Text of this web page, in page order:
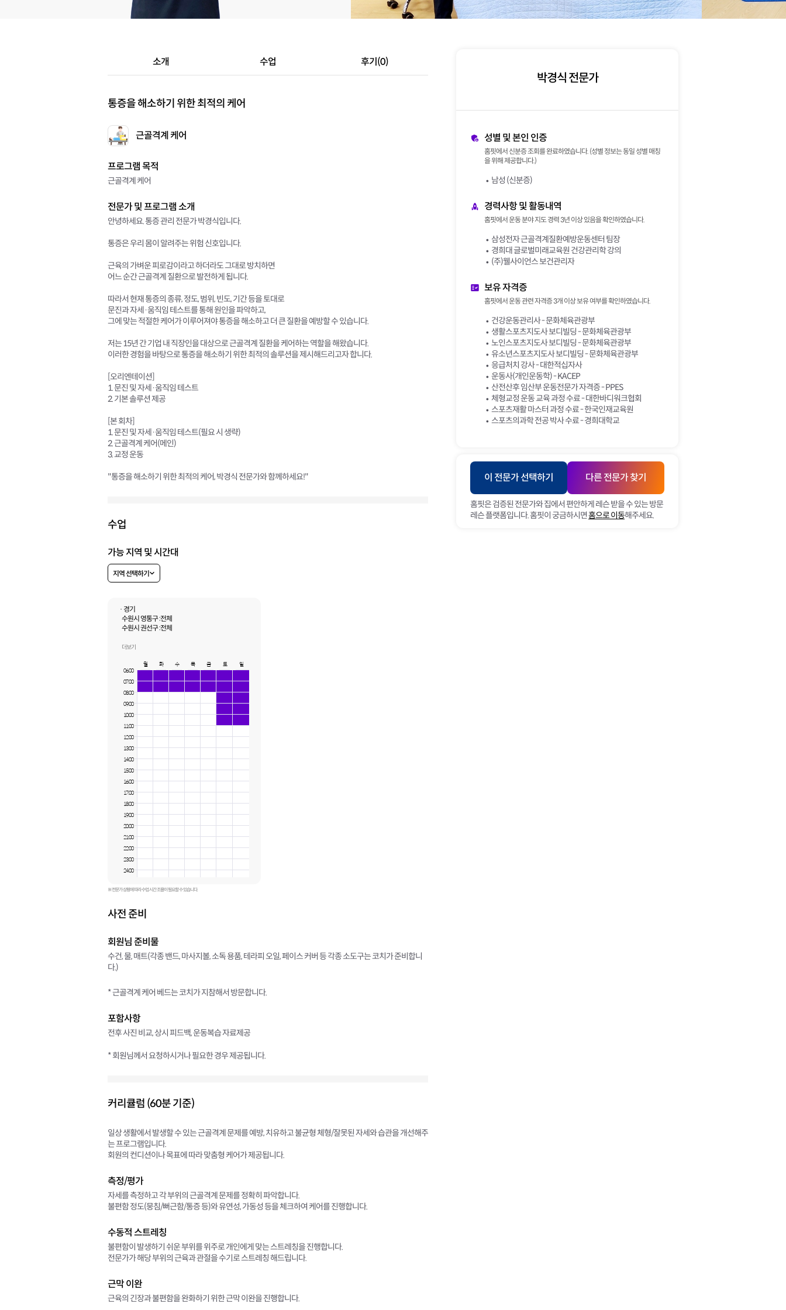
소개 수업 후기(0)
통증을 해소하기 위한 최적의 케어
근골격계 케어
프로그램 목적
근골격계 케어
전문가 및 프로그램 소개
안녕하세요. 통증 관리 전문가 박경식입니다.
통증은 우리 몸이 알려주는 위험 신호입니다.
근육의 가벼운 피로감이라고 하더라도 그대로 방치하면
어느 순간 근골격계 질환으로 발전하게 됩니다.
따라서 현재 통증의 종류, 정도, 범위, 빈도, 기간 등을 토대로
문진과 자세·움직임 테스트를 통해 원인을 파악하고,
그에 맞는 적절한 케어가 이루어져야 통증을 해소하고 더 큰 질환을 예방할 수 있습니다.
저는 15년 간 기업 내 직장인을 대상으로 근골격계 질환을 케어하는 역할을 해왔습니다.
이러한 경험을 바탕으로 통증을 해소하기 위한 최적의 솔루션을 제시해드리고자 합니다.
[오리엔테이션]
1. 문진 및 자세·움직임 테스트
2. 기본 솔루션 제공
[본 회차]
1. 문진 및 자세·움직임 테스트(필요 시 생략)
2. 근골격계 케어(메인)
3. 교정 운동
"통증을 해소하기 위한 최적의 케어, 박경식 전문가와 함께하세요!"
수업
가능 지역 및 시간대
지역 선택하기
· 경기
수원시 영통구 :전체
수원시 권선구 :전체
화성시 :
더보기
월 화 수 목 금 토
일
06:00
07:00
08:00
09:00
10:00
11:00
12:00
13:00
14:00
15:00
16:00
17:00
18:00
19:00
20:00
21:00
22:00
23:00
24:00
※ 전문가 상황에 따라 수업 시간 조율이 필요할 수 있습니다.
사전 준비
회원님 준비물
수건, 물, 매트(각종 밴드, 마사지볼, 소독 용품, 테라피 오일, 페이스 커버 등 각종 소도구는 코치가 준비합니
다.)
* 근골격계 케어 베드는 코치가 지참해서 방문합니다.
포함사항
전후 사진 비교, 상시 피드백, 운동복습 자료제공
* 회원님께서 요청하시거나 필요한 경우 제공됩니다.
커리큘럼 (60분 기준)
일상 생활에서 발생할 수 있는 근골격계 문제를 예방, 치유하고 불균형 체형/잘못된 자세와 습관을 개선해주
는 프로그램입니다.
회원의 컨디션이나 목표에 따라 맞춤형 케어가 제공됩니다.
측정/평가
자세를 측정하고 각 부위의 근골격계 문제를 정확히 파악합니다.
불편함 정도(뭉침/뻐근함/통증 등)와 유연성, 가동성 등을 체크하여 케어를 진행합니다.
수동적 스트레칭
불편함이 발생하기 쉬운 부위를 위주로 개인에게 맞는 스트레칭을 진행합니다.
전문가가 해당 부위의 근육과 관절을 수기로 스트레칭 해드립니다.
근막 이완
근육의 긴장과 불편함을 완화하기 위한 근막 이완을 진행합니다.
박경식 전문가
성별 및 본인 인증
홈핏에서 신분증 조회를 완료하였습니다. (성별 정보는 동일 성별 매칭
을 위해 제공합니다.)
남성 (신분증)
경력사항 및 활동내역
홈핏에서 운동 분야 지도 경력 3년 이상 있음을 확인하였습니다.
삼성전자 근골격계질환예방운동센터 팀장
경희대 글로벌미래교육원 건강관리학 강의
(주)웰사이언스 보건관리자
보유 자격증
홈핏에서 운동 관련 자격증 3개 이상 보유 여부를 확인하였습니다.
건강운동관리사 - 문화체육관광부
생활스포츠지도사 보디빌딩 - 문화체육관광부
노인스포츠지도사 보디빌딩 - 문화체육관광부
유소년스포츠지도사 보디빌딩 - 문화체육관광부
응급처치 강사 - 대한적십자사
운동사(개인운동학) - KACEP
산전산후 임산부 운동전문가 자격증 - PPES
체형교정 운동 교육 과정 수료 - 대한바디워크협회
스포츠재활 마스터 과정 수료 - 한국인재교육원
스포츠의과학 전공 박사 수료 - 경희대학교
이 전문가 선택하기 다른 전문가 찾기
홈핏은 검증된 전문가와 집에서 편안하게 레슨 받을 수 있는 방문
레슨 플랫폼입니다. 홈핏이 궁금하시면홈으로 이동해주세요.